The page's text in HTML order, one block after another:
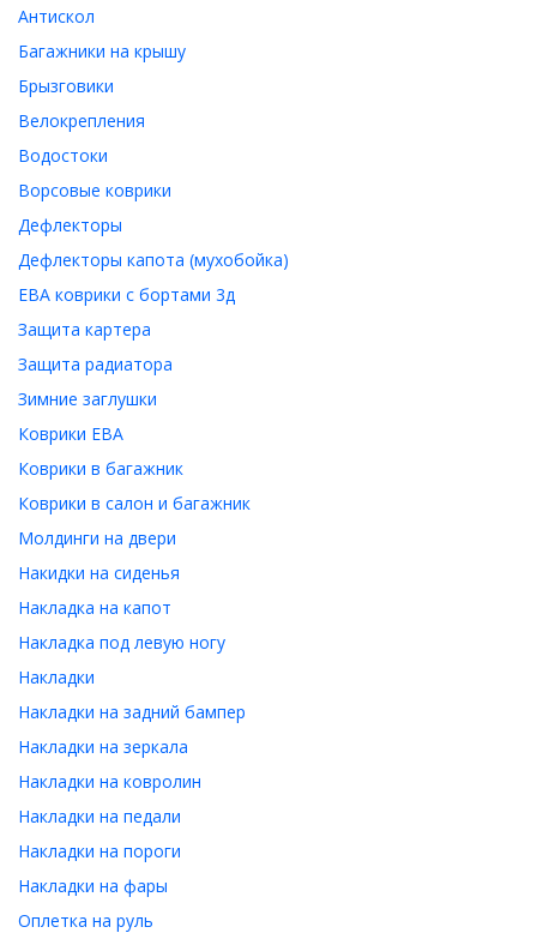
Антискол
Багажники на крышу
Брызговики
Велокрепления
Водостоки
Ворсовые коврики
Дефлекторы
Дефлекторы капота (мухобойка)
ЕВА коврики с бортами 3д
Защита картера
Защита радиатора
Зимние заглушки
Коврики ЕВА
Коврики в багажник
Коврики в салон и багажник
Молдинги на двери
Накидки на сиденья
Накладка на капот
Накладка под левую ногу
Накладки
Накладки на задний бампер
Накладки на зеркала
Накладки на ковролин
Накладки на педали
Накладки на пороги
Накладки на фары
Оплетка на руль